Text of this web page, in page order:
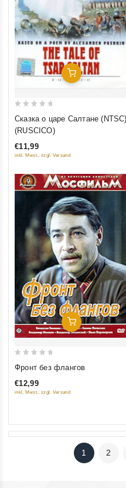
Добавить В
5
Сказка о царе Салтане (NTSC)
(RUSCICO)
€11,99
inkl. Mwst., zzgl. Versand
Добавить В
out
of
Фронт без флангов
€12,99
inkl. Mwst., zzgl. Versand
1 2